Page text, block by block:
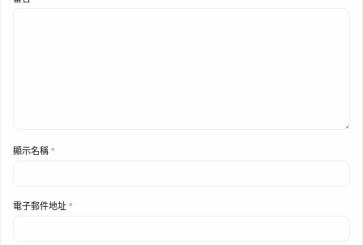
顯示名稱 *
電子郵件地址 *